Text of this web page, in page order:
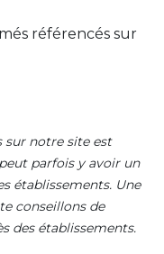
référencés sur
sur notre site est
parfois y avoir un
établissements. Une
conseillons de
des établissements.